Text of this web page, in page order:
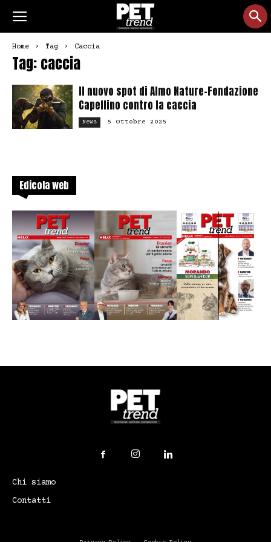
Home Tag Caccia
Tag: caccia
Il nuovo spot di Almo Nature–Fondazione
Capellino contro la caccia
News 5 Ottobre 2025
Edicola web
Chi siamo
Contatti